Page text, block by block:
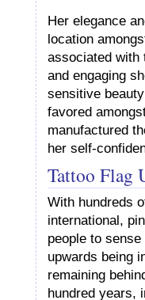
Her elegance
location
associated with
and engaging
sensitive
favored
manufactured
her self-
Tattoo Flag
With hundreds
international,
people to
upwards being
remaining
hundred years,